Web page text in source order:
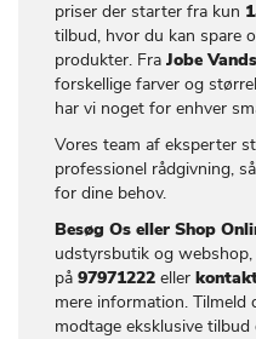
priser der starter fra kun
tilbud, hvor du kan spare
produkter. Fra Jobe
forskellige farver og
har vi noget for enhver
Vores team af eksperter
professionel rådgivning,
for dine behov.
Besøg Os eller Shop
udstyrsbutik og
på 97971222 eller
mere information.
modtage eksklusive